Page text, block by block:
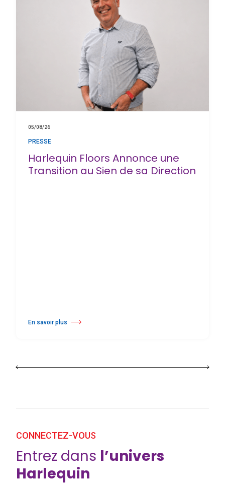
05/08/26
PRESSE
Harlequin Floors Annonce une
Transition au Sien de sa Direction
En savoir plus
à propos Harlequin Floors Annonce une Transition au Sien de sa
CONNECTEZ-VOUS
Entrez dans l’univers
Harlequin